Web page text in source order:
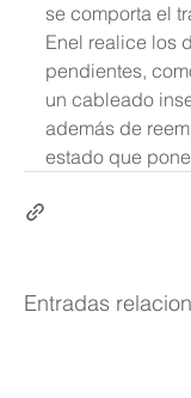
se comporta el
Enel realice los
pendientes,
un cableado
además de
estado que
Entradas